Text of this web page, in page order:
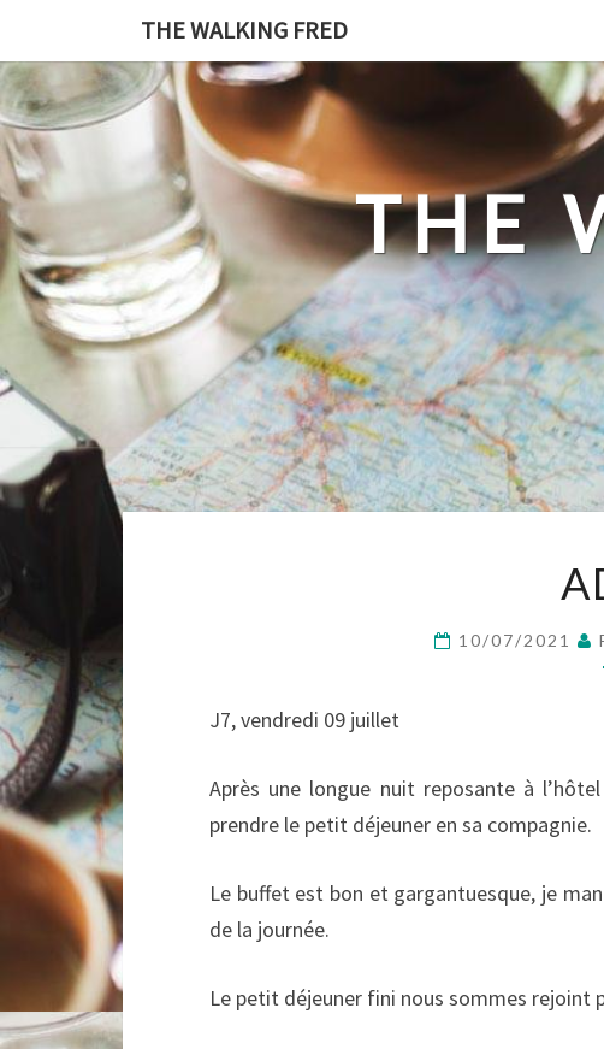
content
THE WALKING FRED
THE
10/07/2021
J7, vendredi 09 juillet
Après une longue nuit reposante à
prendre le petit déjeuner en sa compagnie.
Le buffet est bon et gargantuesque, je
de la journée.
Le petit déjeuner fini nous sommes rejoint